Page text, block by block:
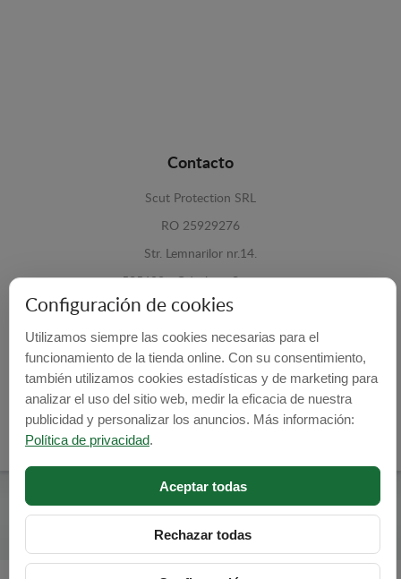
Contacto
Scut Protection SRL
RO 25929276
Str. Lemnarilor nr.14.
535600 - Odorheiu Secuiesc
Harghita, Romania
E-mail: info@cubrecarter.com
Site: www.cubrecarter.com
Cubre Carter -© 2026
Configuración de cookies
Utilizamos siempre las cookies necesarias para el
funcionamiento de la tienda online. Con su consentimiento,
también utilizamos cookies estadísticas y de marketing para
analizar el uso del sitio web, medir la eficacia de nuestra
publicidad y personalizar los anuncios. Más información:
Política de privacidad.
Aceptar todas
Rechazar todas